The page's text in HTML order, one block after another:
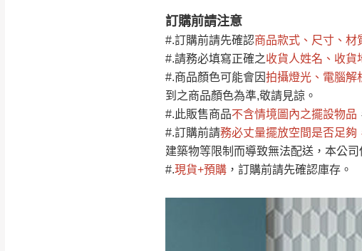
訂購前請注意
#.訂購前請先確認商品款式、尺寸、材
#.請務必填寫正確之收貨人姓名、收貨
#.商品顏色可能會因拍攝燈光、電腦解
到之商品顏色為準,敬請見諒。
#.此販售商品不含情境圖內之擺設物品
#.訂購前請務必丈量擺放空間是否足夠
建築物等限制而導致無法配送，本公
#.現貨+預購 ，訂購前請先確認庫存。
運送地區
桃園
新竹
注意事項：
由於品項繁多，網頁無法
認商品是否有「現貨」
若商品價格或庫存有異常，
接單後二日內(不含例假
（線上客服 LINE →
下單前先詢問是否現貨，
（洽詢方式請搜尋 Line
(0)筆 全部